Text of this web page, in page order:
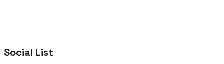
Social List